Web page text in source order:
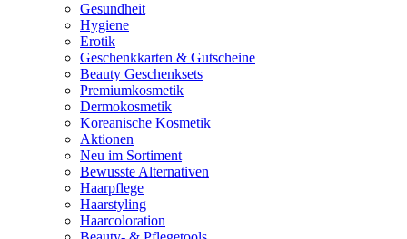
Gesundheit
Hygiene
Erotik
Geschenkkarten & Gutscheine
Beauty Geschenksets
Premiumkosmetik
Dermokosmetik
Koreanische Kosmetik
Aktionen
Neu im Sortiment
Bewusste Alternativen
Haarpflege
Haarstyling
Haarcoloration